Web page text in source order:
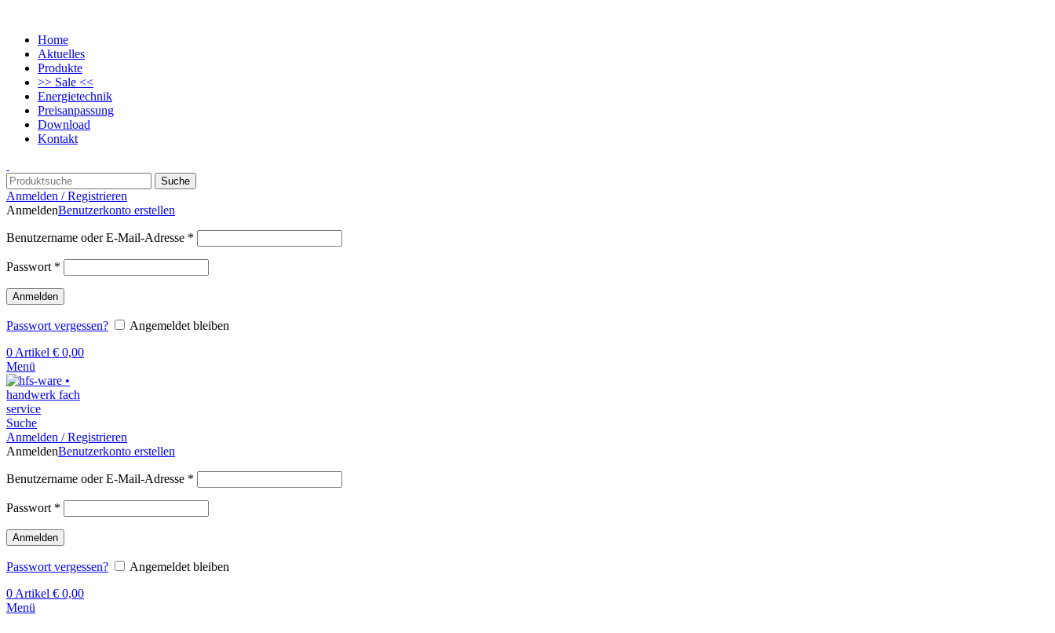
Home
Aktuelles
Produkte
>> Sale <<
Energietechnik
Preisanpassung
Download
Kontakt
Suche
Anmelden / Registrieren
AnmeldenBenutzerkonto erstellen
Benutzername oder E-Mail-Adresse *
Passwort *
Anmelden
Passwort vergessen?
Angemeldet bleiben
0 Artikel € 0,00
Menü
Suche
Anmelden / Registrieren
AnmeldenBenutzerkonto erstellen
Benutzername oder E-Mail-Adresse *
Passwort *
Anmelden
Passwort vergessen?
Angemeldet bleiben
0 Artikel € 0,00
Menü